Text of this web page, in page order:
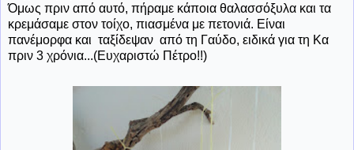
Όμως πριν από αυτό, πήραμε κάποια θαλασσόξυλα και τα
κρεμάσαμε στον τοίχο, πιασμένα με πετονιά. Είναι
πανέμορφα και ταξίδεψαν από τη Γαύδο, ειδικά για τη Κα
πριν 3 χρόνια...(Ευχαριστώ Πέτρο!!)